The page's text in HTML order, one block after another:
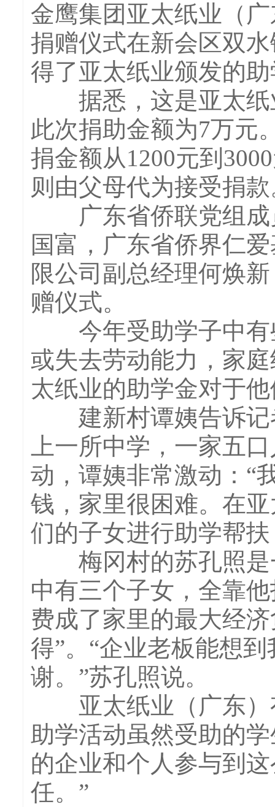
金鹰集团亚太纸业（
捐赠仪式在新会区双
得了亚太纸业颁发的
据悉，这是亚太纸
此次捐助金额为7万元
捐金额从1200元到
则由父母代为接受捐
广东省侨联党组成
国富，广东省侨界仁
限公司副总经理何焕
赠仪式。
今年受助学子中有
或失去劳动能力，家
太纸业的助学金对于
建新村谭姨告诉记
上一所中学，一家五
动，谭姨非常激动：“
钱，家里很困难。在
们的子女进行助学帮
梅冈村的苏孔照是
中有三个子女，全靠
费成了家里的最大经
得”。“企业老板能想
谢。”苏孔照说。
亚太纸业（广东）
助学活动虽然受助的
的企业和个人参与到
任。”